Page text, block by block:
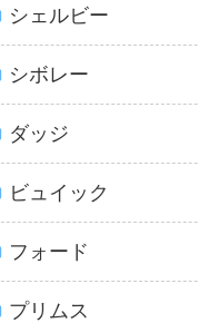
シェルビー
シボレー
ダッジ
ビュイック
フォード
プリムス